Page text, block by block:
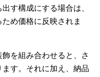
す構成にする場合は、
め価格に反映されま
を組み合わせると、さ
す。それに加え、納品